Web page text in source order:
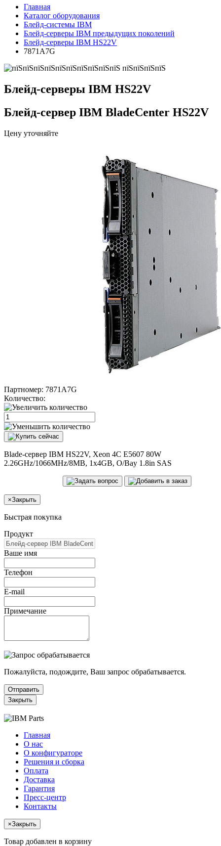
Главная
Каталог оборудования
Блейд-системы IBM
Блейд-серверы IBM предыдущих поколений
Блейд-серверы IBM HS22V
7871A7G
Блейд-серверы IBM HS22V
Блейд-сервер IBM BladeCenter HS22V
Цену уточняйте
Партномер: 7871A7G
Количество:
Blade-сервер IBM HS22V, Xeon 4C E5607 80W
2.26GHz/1066MHz/8MB, 1x4GB, O/Bay 1.8in SAS
×Закрыть
Быстрая покупка
Продукт
Ваше имя
Телефон
E-mail
Примечание
Пожалуйста, подождите, Ваш запрос обрабатывается.
Отправить
Закрыть
Главная
О нас
О конфигураторе
Решения и сборка
Оплата
Доставка
Гарантия
Пресс-центр
Контакты
×Закрыть
Товар добавлен в корзину